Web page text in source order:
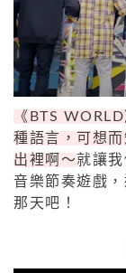
《 BTS WORLD
種語言，可想
出裡啊～就讓
音樂節奏遊戲，
那天吧！